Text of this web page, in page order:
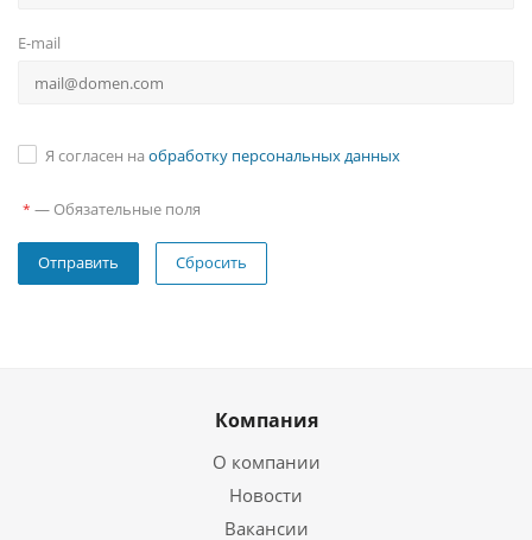
E-mail
Я согласен на обработку персональных данных
* — Обязательные поля
Сбросить
Компания
О компании
Новости
Вакансии